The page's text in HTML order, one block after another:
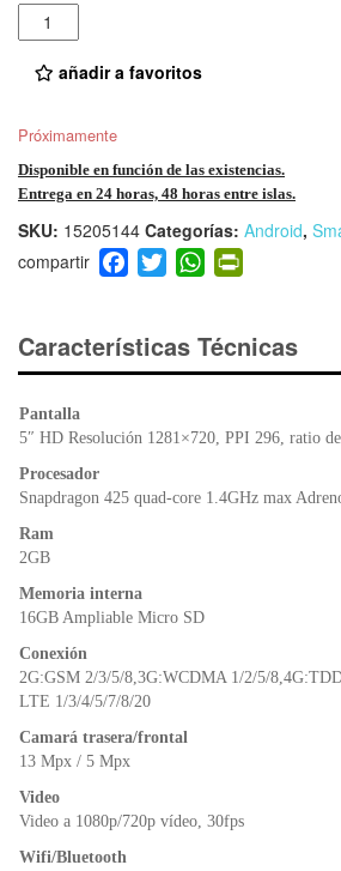
Cantidad
añadir a favoritos
Próximamente
Disponible en función de las existencias.
Entrega en 24 horas, 48 horas entre islas.
SKU: 15205144 Categorías: Android,
F
a
e
b
o
T
wi
er
W
h
s
A
p
ri
e
dl
Características Técnicas
Pantalla
5″ HD Resolución 1281×720, PPI 296, ratio
Procesador
Snapdragon 425 quad-core 1.4GHz max
Ram
2GB
Memoria interna
16GB Ampliable Micro SD
Conexión
2G:GSM 2/3/5/8,3G:WCDMA 1/2/5/
LTE 1/3/4/5/7/8/20
Camará trasera/frontal
13 Mpx / 5 Mpx
Video
Video a 1080p/720p vídeo, 30fps
Wifi/Bluetooth